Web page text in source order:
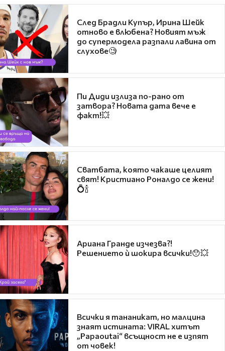
След Брадли Купър, Ирина Шейк
отново е влюбена? Новият мъж
до супермодела разпали лавина от
слухове🧐
Пи Диди излиза по-рано от
затвора? Новата дата вече е
факт!💥
Сватбата, която чакаше целият
свят! Кристиано Роналдо се жени!
💍🍾
Ариана Гранде изчезва?!
Решението ѝ шокира всички!😯💥
Всички я тананикат, но малцина
знаят истината: VIRAL хитът
„Papaoutai“ всъщност не е изпят
от човек!